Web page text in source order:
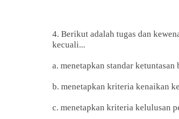
4. Berikut adalah tugas dan
kecuali...
a. menetapkan standar
b. menetapkan kriteria kenaikan
c. menetapkan kriteria kelulusan